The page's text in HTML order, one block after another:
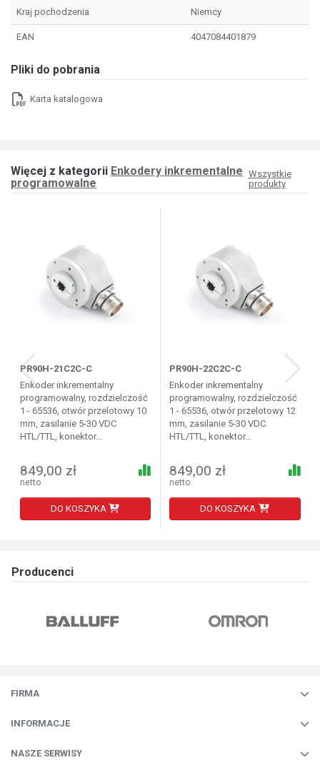
Kraj pochodzenia Niemcy
EAN 4047084401879
Pliki do pobrania
Karta katalogowa
Więcej z kategorii Enkodery inkrementalne
programowalne
Wszystkie
produkty
PR90H-21C2C-C
Enkoder inkrementalny
programowalny, rozdzielczość
1 - 65536, otwór przelotowy 10
mm, zasilanie 5-30 VDC
HTL/TTL, konektor...
849,00 zł
netto
DO KOSZYKA
PR90H-22C2C-C
Enkoder inkrementalny
programowalny, rozdzielczość
1 - 65536, otwór przelotowy 12
mm, zasilanie 5-30 VDC
HTL/TTL, konektor...
849,00 zł
netto
DO KOSZYKA
Producenci
FIRMA
INFORMACJE
NASZE SERWISY